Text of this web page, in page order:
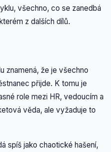
všechno, co se zanedbá
z dalších dílů.
znamená, že je všechno
přijde. K tomu je
role mezi HR, vedoucím a
věda, ale vyžaduje to
spíš jako chaotické hašení,